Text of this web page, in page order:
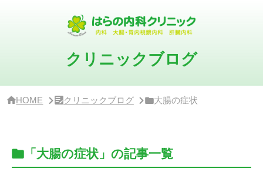
クリニックブログ
HOME クリニックブログ 大腸の症状
「大腸の症状」の記事一覧